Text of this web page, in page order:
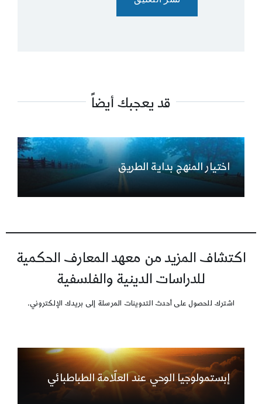
قد يعجبك أيضاً
اختيار المنهج بداية الطريق
اكتشاف المزيد من معهد المعارف الحكمية
للدراسات الدينية والفلسفية
اشترك للحصول على أحدث التدوينات المرسلة إلى بريدك الإلكتروني.
إبستمولوجيا الوحي عند العلّامة الطباطبائي